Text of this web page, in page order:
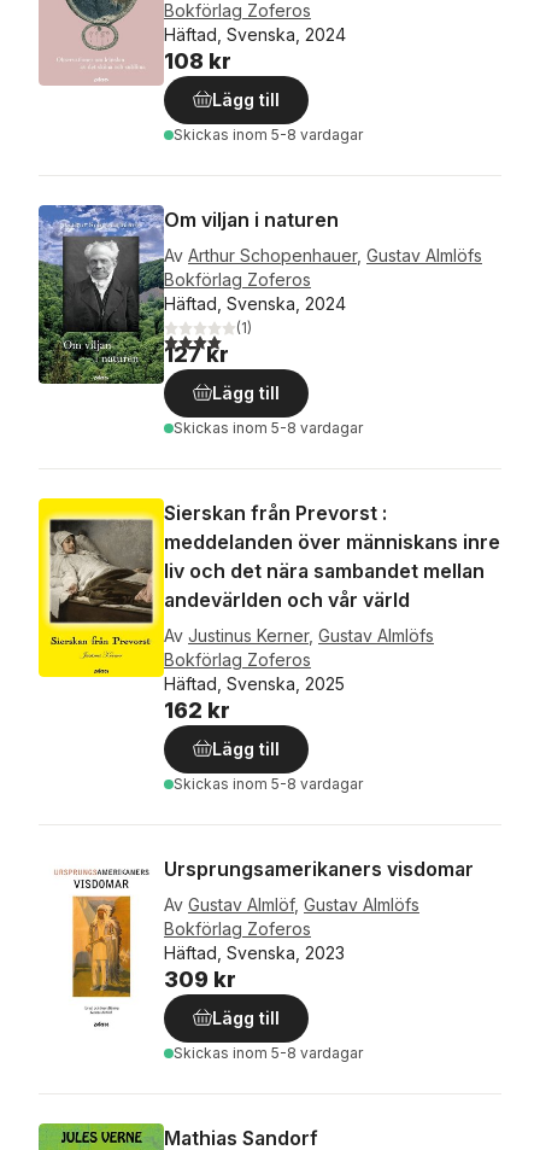
Bokförlag Zoferos
Häftad, Svenska, 2024
108 kr
Lägg till
Skickas inom 5-8 vardagar
Om viljan i naturen
Av Arthur Schopenhauer, Gustav Almlöfs
Bokförlag Zoferos
Häftad, Svenska, 2024
4,0utav 5 stjärnor. Totalt antal röster:
(1)
127 kr
Lägg till
Skickas inom 5-8 vardagar
Sierskan från Prevorst :
meddelanden över människans inre
liv och det nära sambandet mellan
andevärlden och vår värld
Av Justinus Kerner, Gustav Almlöfs
Bokförlag Zoferos
Häftad, Svenska, 2025
162 kr
Lägg till
Skickas inom 5-8 vardagar
Ursprungsamerikaners visdomar
Av Gustav Almlöf, Gustav Almlöfs
Bokförlag Zoferos
Häftad, Svenska, 2023
309 kr
Lägg till
Skickas inom 5-8 vardagar
Mathias Sandorf